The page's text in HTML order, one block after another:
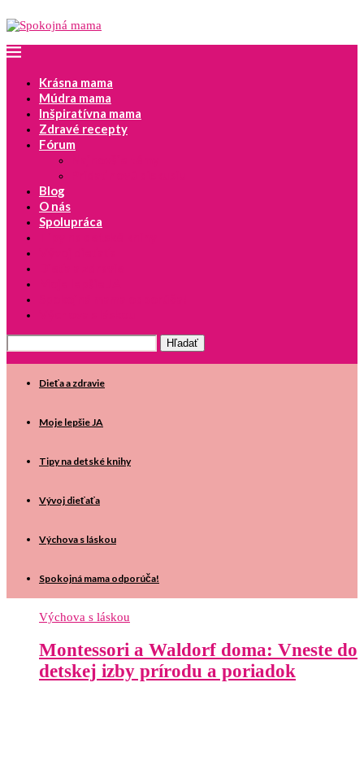
Krásna mama
Múdra mama
Inšpiratívna mama
Zdravé recepty
Fórum
Blog
O nás
Spolupráca
Dieťa a zdravie
Moje lepšie JA
Tipy na detské knihy
Vývoj dieťaťa
Výchova s láskou
Spokojná mama odporúča!
Výchova s láskou
Montessori a Waldorf doma: Vneste do
detskej izby prírodu a poriadok